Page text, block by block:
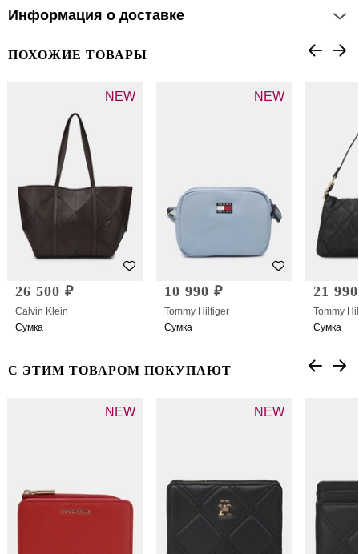
Информация о доставке
ПОХОЖИЕ ТОВАРЫ
NEW
26 500 ₽
Calvin Klein
Сумка
NEW
10 990 ₽
Tommy Hilfiger
Сумка
21
Tommy
Сумка
С ЭТИМ ТОВАРОМ ПОКУПАЮТ
NEW NEW